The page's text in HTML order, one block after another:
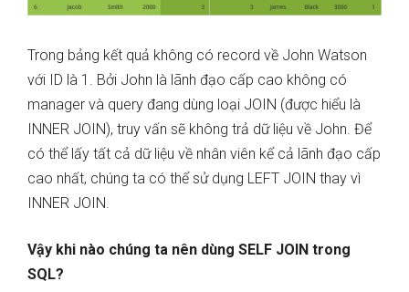
Trong bảng kết quả không có record về John Watson
với ID là 1. Bởi John là lãnh đạo cấp cao không có
manager và query đang dùng loại JOIN (được hiểu là
INNER JOIN), truy vấn sẽ không trả dữ liệu về John. Để
có thể lấy tất cả dữ liệu về nhân viên kể cả lãnh đạo cấp
cao nhất, chúng ta có thể sử dụng LEFT JOIN thay vì
INNER JOIN.
Vậy khi nào chúng ta nên dùng SELF JOIN trong
SQL?